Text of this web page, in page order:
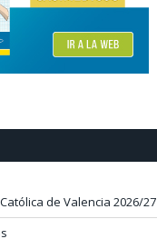
de Valencia 2026/27